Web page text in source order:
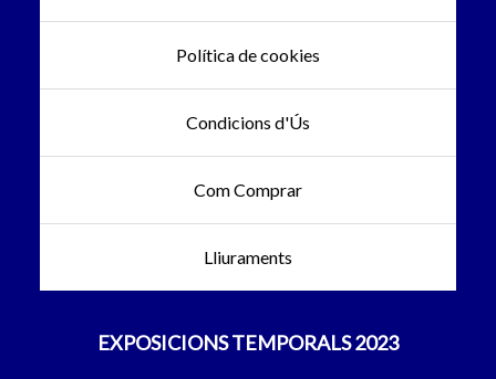
Política de cookies
Condicions d'Ús
Com Comprar
Lliuraments
EXPOSICIONS TEMPORALS 2023